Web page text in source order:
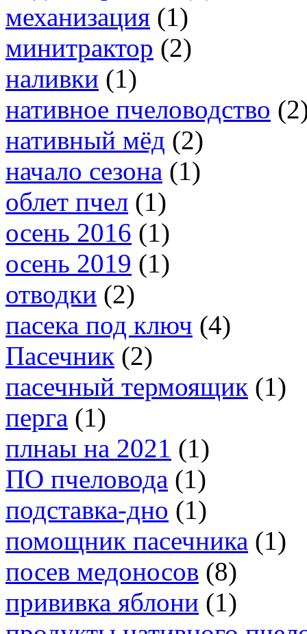
механизация (1)
минитрактор (2)
наливки (1)
нативное пчеловодство
нативный мёд (2)
начало сезона (1)
облет пчел (1)
осень 2016 (1)
осень 2019 (1)
отводки (2)
пасека под ключ (4)
Пасечник (2)
пасечный термоящик (1)
перга (1)
плнаы на 2021 (1)
ПО пчеловода (1)
подставка-дно (1)
помощник пасечника (1)
посев медоносов (8)
прививка яблони (1)